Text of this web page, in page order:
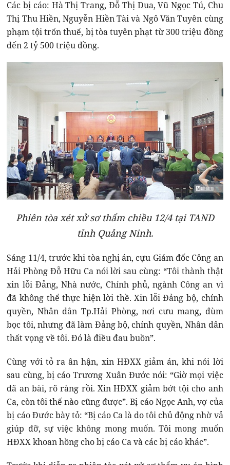
Các bị cáo: Hà Thị Trang, Đỗ Thị Dua, Vũ Ngọc Tú, Chu
Thị Thu Hiền, Nguyễn Hiền Tài và Ngô Văn Tuyên cùng
phạm tội trốn thuế, bị tòa tuyên phạt từ 300 triệu đồng
đến 2 tỷ 500 triệu đồng.
Phiên tòa xét xử sơ thẩm chiều 12/4 tại TAND
tỉnh Quảng Ninh.
Sáng 11/4, trước khi tòa nghị án, cựu Giám đốc Công an
Hải Phòng Đỗ Hữu Ca nói lời sau cùng: “Tôi thành thật
xin lỗi Đảng, Nhà nước, Chính phủ, ngành Công an vì
đã không thể thực hiện lời thề. Xin lỗi Đảng bộ, chính
quyền, Nhân dân Tp.Hải Phòng, nơi cưu mang, đùm
bọc tôi, nhưng đã làm Đảng bộ, chính quyền, Nhân dân
thất vọng về tôi. Đó là điều đau buồn”.
Cùng với tỏ ra ân hận, xin HĐXX giảm án, khi nói lời
sau cùng, bị cáo Trương Xuân Đước nói: “Giờ mọi việc
đã an bài, rõ ràng rồi. Xin HĐXX giảm bớt tội cho anh
Ca, còn tôi thế nào cũng được”. Bị cáo Ngọc Anh, vợ của
bị cáo Đước bày tỏ: “Bị cáo Ca là do tôi chủ động nhờ vả
giúp đỡ, sự việc không mong muốn. Tôi mong muốn
HĐXX khoan hồng cho bị cáo Ca và các bị cáo khác”.